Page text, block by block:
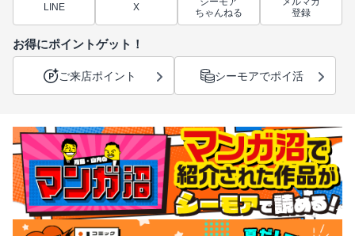
LINE X
ちゃんねる
登録
お得にポイントゲット！
ご来店ポイント シーモアでポイ活